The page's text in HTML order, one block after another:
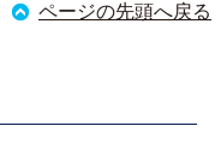
ページの先頭へ戻る